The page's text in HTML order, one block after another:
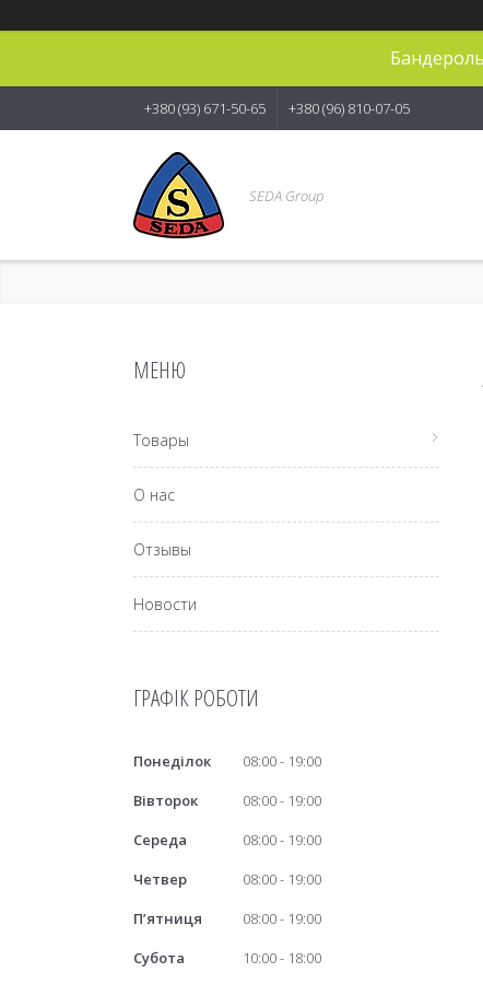
+380 (93) 671-50-65 +380 (96) 810-07-05
SEDA Group
Товары
О нас
Отзывы
Новости
ГРАФІК РОБОТИ
Понеділок 08:00
19:00
Вівторок
08:00
19:00
Середа
08:00
19:00
Четвер
08:00
19:00
Пʼятниця
08:00
19:00
Субота
10:00
18:00